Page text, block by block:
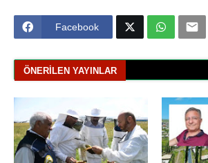
Facebook
ÖNERILEN YAYINLAR